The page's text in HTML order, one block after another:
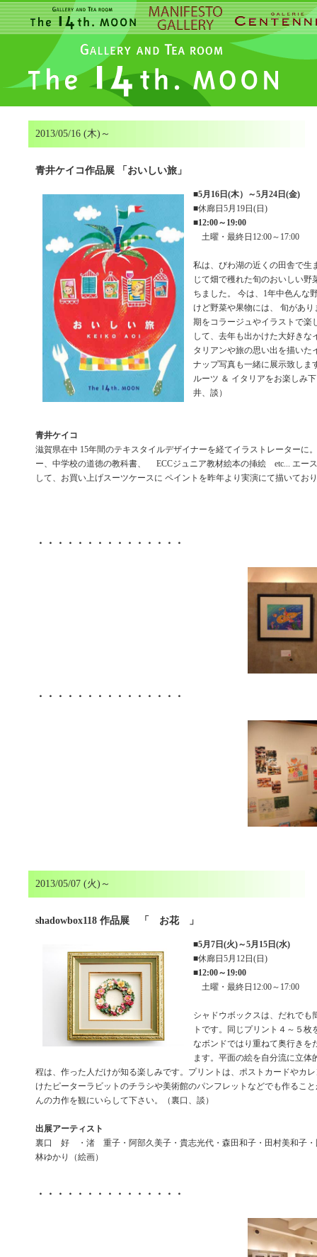
2013/05/16 (木)～
青井ケイコ作品展 「おいしい旅」
■5月16日(木）～5月24日(金)
■休廊日5月19日(日)
■12:00～19:00
土曜・最終日12:00～17:00
私は、びわ湖の近くの田舎で生
じて畑で穫れた旬のおいしい野
ちました。 今は、1年中色んな
けど野菜や果物には、 旬があ
期をコラージュやイラストで楽
して、去年も出かけた大好きな
タリアンや旅の思い出を描い
ナップ写真も一緒に展示致しま
ルーツ ＆ イタリアをお楽しみ
井、談）
青井ケイコ
滋賀県在中 15年間のテキスタイルデザイナーを経てイラストレーターに
ー、中学校の道徳の教科書、 ECCジュニア教材絵本の挿絵 etc... エー
して、お買い上げスーツケースに ペイントを昨年より実演にて描いてお
・・・・・・・・・・・・・・・
・・・・・・・・・・・・・・・
2013/05/07 (火)～
shadowbox118 作品展 「 お花 」
■5月7日(火)～5月15日(水)
■休廊日5月12日(日)
■12:00～19:00
土曜・最終日12:00～17:00
シャドウボックスは、だれでも
トです。同じプリント４～５枚
なボンドではり重ねて奥行きを
ます。平面の絵を自分流に立体
程は、作った人だけが知る楽しみです。プリントは、ポストカードやカ
けたピーターラビットのチラシや美術館のパンフレットなどでも作るこ
んの力作を観にいらして下さい。（裏口、談）
出展アーティスト
裏口 好 ・渚 重子・阿部久美子・貴志光代・森田和子・田村美和子・
林ゆかり（絵画）
・・・・・・・・・・・・・・・